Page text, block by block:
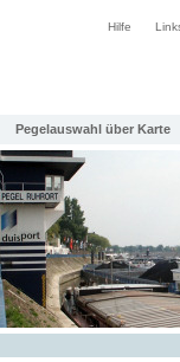
Hilfe
Pegelauswahl über Karte